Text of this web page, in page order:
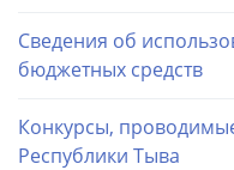
Сведения об
бюджетных средств
Конкурсы,
Республики Тыва